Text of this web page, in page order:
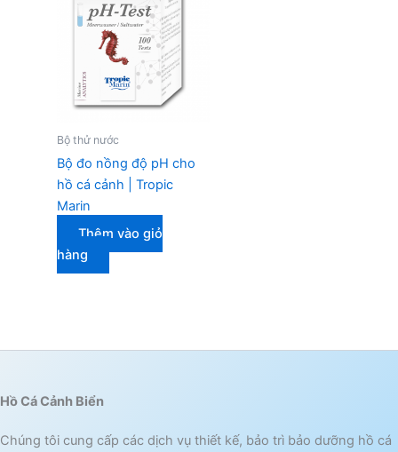
Bộ thử nước
Bộ đo nồng độ pH cho
hồ cá cảnh | Tropic
Marin
Thêm vào giỏ
hàng
Hồ Cá Cảnh Biển
Chúng tôi cung cấp các dịch vụ thiết kế, bảo trì bảo dưỡng hồ cá